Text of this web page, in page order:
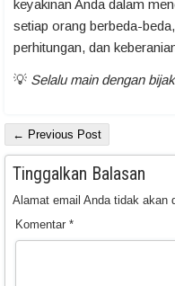
keyakinan Anda dalam
setiap orang berbeda-
perhitungan, dan
💡 Selalu main dengan
← Previous Post
Tinggalkan Balasan
Alamat email Anda tidak akan
Komentar *